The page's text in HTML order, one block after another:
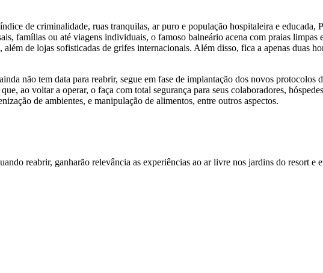
de criminalidade, ruas tranquilas, ar puro e população hospitaleira e educada,
famílias ou até viagens individuais, o famoso balneário acena com praias limpas
de lojas sofisticadas de grifes internacionais. Além disso, fica a apenas duas
não tem data para reabrir, segue em fase de implantação dos novos protocolos
ao voltar a operar, o faça com total segurança para seus colaboradores,
de ambientes, e manipulação de alimentos, entre outros aspectos.
reabrir, ganharão relevância as experiências ao ar livre nos jardins do resort